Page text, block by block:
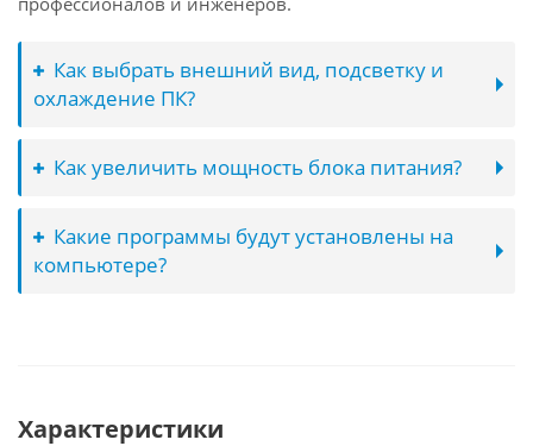
Как выбрать внешний вид, подсветку и
охлаждение ПК?
Как увеличить мощность блока питания?
Какие программы будут установлены на
компьютере?
Характеристики